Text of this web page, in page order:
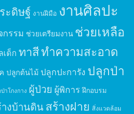
ะดิษฐ์ งานฝีมือ งานศิลปะ
กรรม ช่วยเตรียมงาน ช่วยเหลือ
เด็ก ทาสีทำความสะอาด
ปลูกต้นไม้ ปลูกปะการัง ปลูกป่า
าโกงกาง ผู้ป่วย ผู้พิการ ฝึกอบรม
งบ้านดินสร้างฝาย สิ่งแวดล้อม